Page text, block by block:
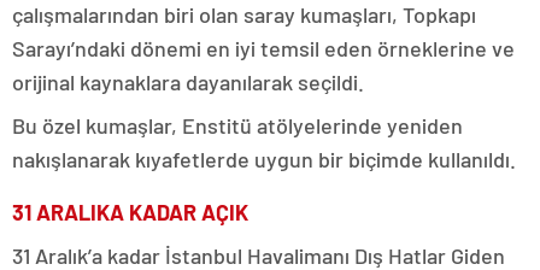
çalışmalarından biri olan saray kumaşları, Topkapı
Sarayı’ndaki dönemi en iyi temsil eden örneklerine ve
orijinal kaynaklara dayanılarak seçildi.
Bu özel kumaşlar, Enstitü atölyelerinde yeniden
nakışlanarak kıyafetlerde uygun bir biçimde kullanıldı.
31 ARALIKA KADAR AÇIK
31 Aralık’a kadar İstanbul Havalimanı Dış Hatlar Giden